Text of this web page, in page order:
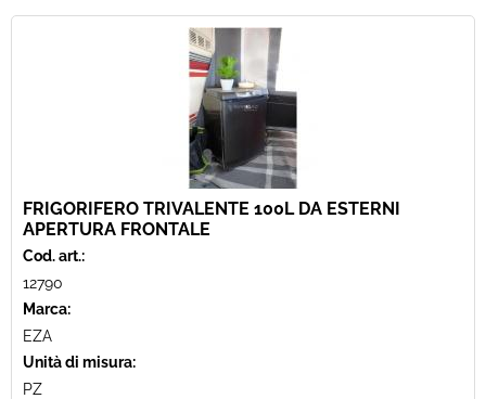
FRIGORIFERO TRIVALENTE 100L DA ESTERNI
APERTURA FRONTALE
Cod. art.:
12790
Marca:
EZA
Unità di misura:
PZ